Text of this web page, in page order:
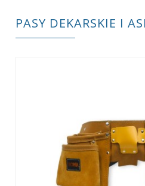
PASY DEKARSKIE I